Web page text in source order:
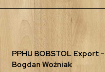
PPHU BOBSTOL Export
Bogdan Woźniak